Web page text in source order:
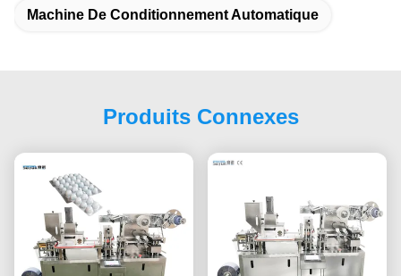
Machine De Conditionnement Automatique
Produits Connexes